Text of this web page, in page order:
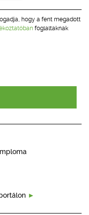
hogy a fent megadott
foglaltaknak